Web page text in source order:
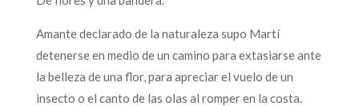
Amante declarado de la naturaleza supo Martí
detenerse en medio de un camino para extasiarse ante
la belleza de una flor, para apreciar el vuelo de un
insecto o el canto de las olas al romper en la costa.